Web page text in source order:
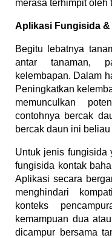
merasa terhimpit oleh
Aplikasi Fungisida
Begitu lebatnya
antar tanaman,
kelembapan. Dalam
Peningkatkan
memunculkan
contohnya bercak
bercak daun ini
Untuk jenis fungisida
fungisida kontak
Aplikasi secara
menghindari
konteks
kemampuan dua
dicampur bersama